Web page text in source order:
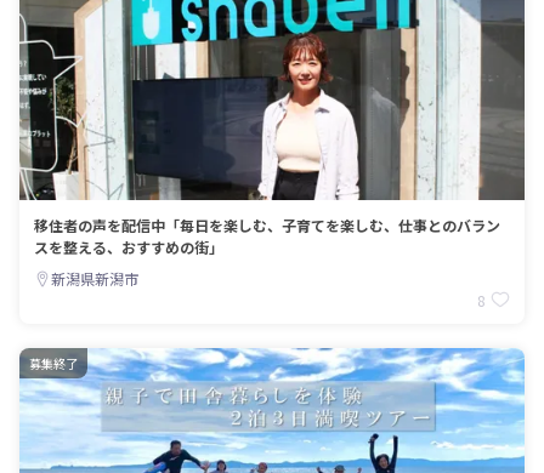
移住者の声を配信中「毎日を楽しむ、子育てを楽しむ、仕事とのバラン
スを整える、おすすめの街」
新潟県新潟市
8
募集終了